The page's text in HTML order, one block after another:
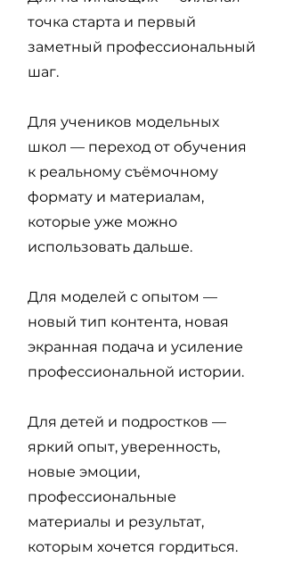
точка старта и первый
заметный профессиональный
шаг.
Для учеников модельных
школ — переход от обучения
к реальному съёмочному
формату и материалам,
которые уже можно
использовать дальше.
Для моделей с опытом —
новый тип контента, новая
экранная подача и усиление
профессиональной истории.
Для детей и подростков —
яркий опыт, уверенность,
новые эмоции,
профессиональные
материалы и результат,
которым хочется гордиться.